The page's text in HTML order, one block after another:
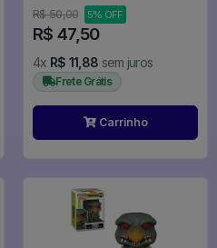
R$ 50,00
5% OFF
R$ 47,50
4x R$ 11,88 sem juros
Frete Grátis
Carrinho